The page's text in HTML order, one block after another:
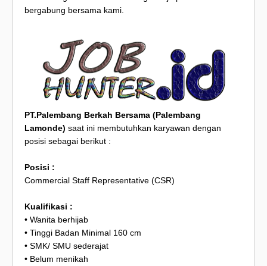
bergabung bersama kami.
PT.Palembang Berkah Bersama (Palembang
Lamonde) saat ini membutuhkan karyawan dengan
posisi sebagai berikut :
Posisi :
Commercial Staff Representative (CSR)
Kualifikasi :
• Wanita berhijab
• Tinggi Badan Minimal 160 cm
• SMK/ SMU sederajat
• Belum menikah